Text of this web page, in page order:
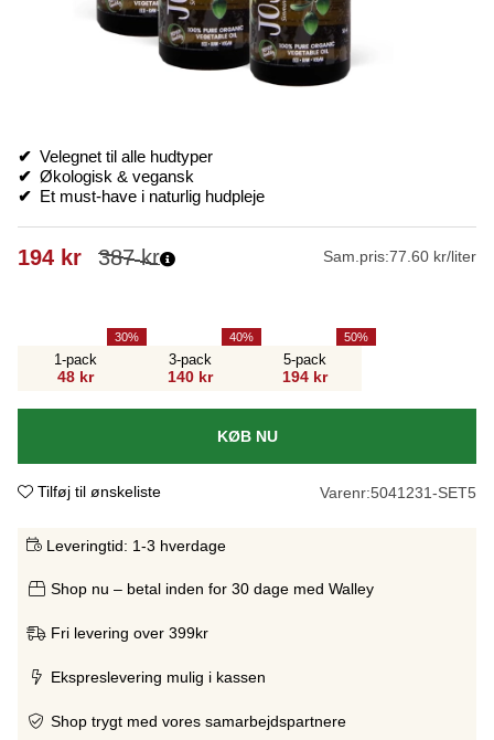
✔ Velegnet til alle hudtyper
✔ Økologisk & vegansk
✔ Et must-have i naturlig hudpleje
387kr
194 kr Sam.pris:77.60 kr/liter
1-pack
48 kr
30
3-pack
140 kr
40
5-pack
194 kr
50
KØB NU
Tilføj til ønskeliste Varenr:5041231-SET5
Leveringtid: 1-3 hverdage
Shop nu – betal inden for 30 dage med Walley
Fri levering over 399kr
Ekspreslevering mulig i kassen
Shop trygt med vores samarbejdspartnere